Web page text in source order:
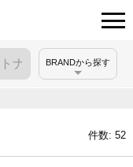
BRANDから探す
件数: 52